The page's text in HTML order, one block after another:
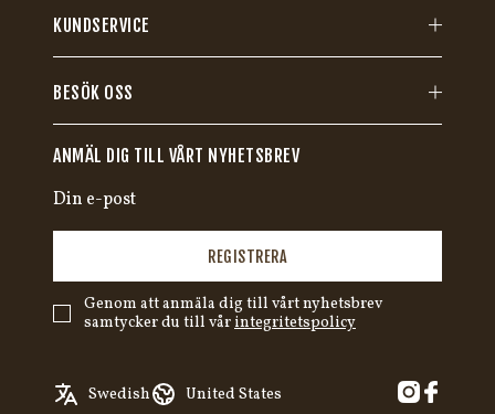
KUNDSERVICE
BESÖK OSS
ANMÄL DIG TILL VÅRT NYHETSBREV
REGISTRERA
Genom att anmäla dig till vårt nyhetsbrev
samtycker du till vårintegritetspolicy
Swedish
English
United States
Austria